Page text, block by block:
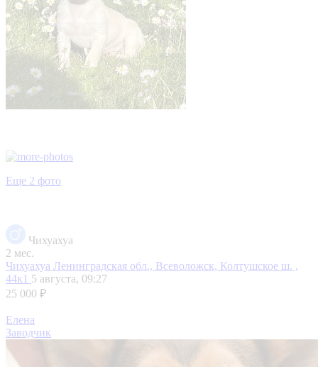
Еще 2 фото
Чихуахуа
2 мес.
Чихуахуа Ленинградская обл., Всеволожск, Колтушское ш. ,
44к1 5 августа, 09:27
25 000 ₽
Елена
Заводчик